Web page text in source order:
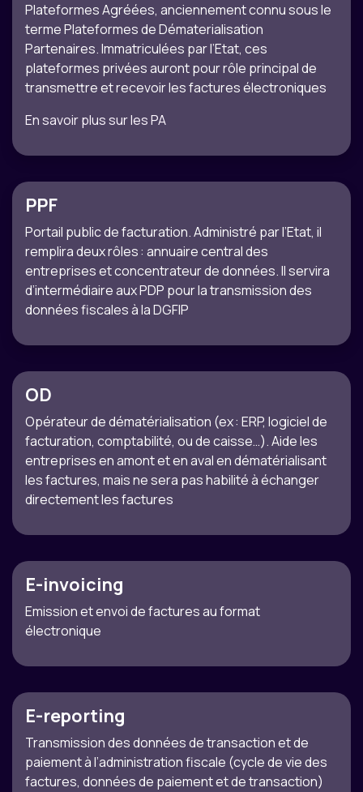
Plateformes Agréées, anciennement connu sous le
terme Plateformes de Dématerialisation
Partenaires. Immatriculées par l’Etat, ces
plateformes privées auront pour rôle principal de
transmettre et recevoir les factures électroniques
En savoir plus sur les PA
PPF
Portail public de facturation. Administré par l’Etat, il
remplira deux rôles : annuaire central des
entreprises et concentrateur de données. Il servira
d’intermédiaire aux PDP pour la transmission des
données fiscales à la DGFIP
OD
Opérateur de dématérialisation (ex : ERP, logiciel de
facturation, comptabilité, ou de caisse…). Aide les
entreprises en amont et en aval en dématérialisant
les factures, mais ne sera pas habilité à échanger
directement les factures
E-invoicing
Emission et envoi de factures au format
électronique
E-reporting
Transmission des données de transaction et de
paiement à l’administration fiscale (cycle de vie des
factures, données de paiement et de transaction)